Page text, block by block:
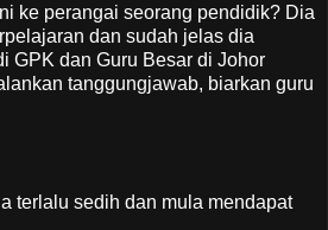
ke perangai seorang pendidik? Dia
dan sudah jelas dia
GPK dan Guru Besar di Johor
tanggungjawab, biarkan guru
terlalu sedih dan mula mendapat